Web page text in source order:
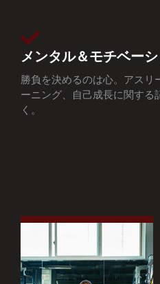
メンタル＆モチベー
勝負を決めるのは心。アスリ
ーニング、自己成長に関する
く。